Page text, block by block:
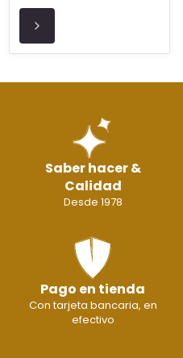
Saber hacer &
Calidad
Desde 1978
Pago en tienda
Con tarjeta bancaria, en
efectivo